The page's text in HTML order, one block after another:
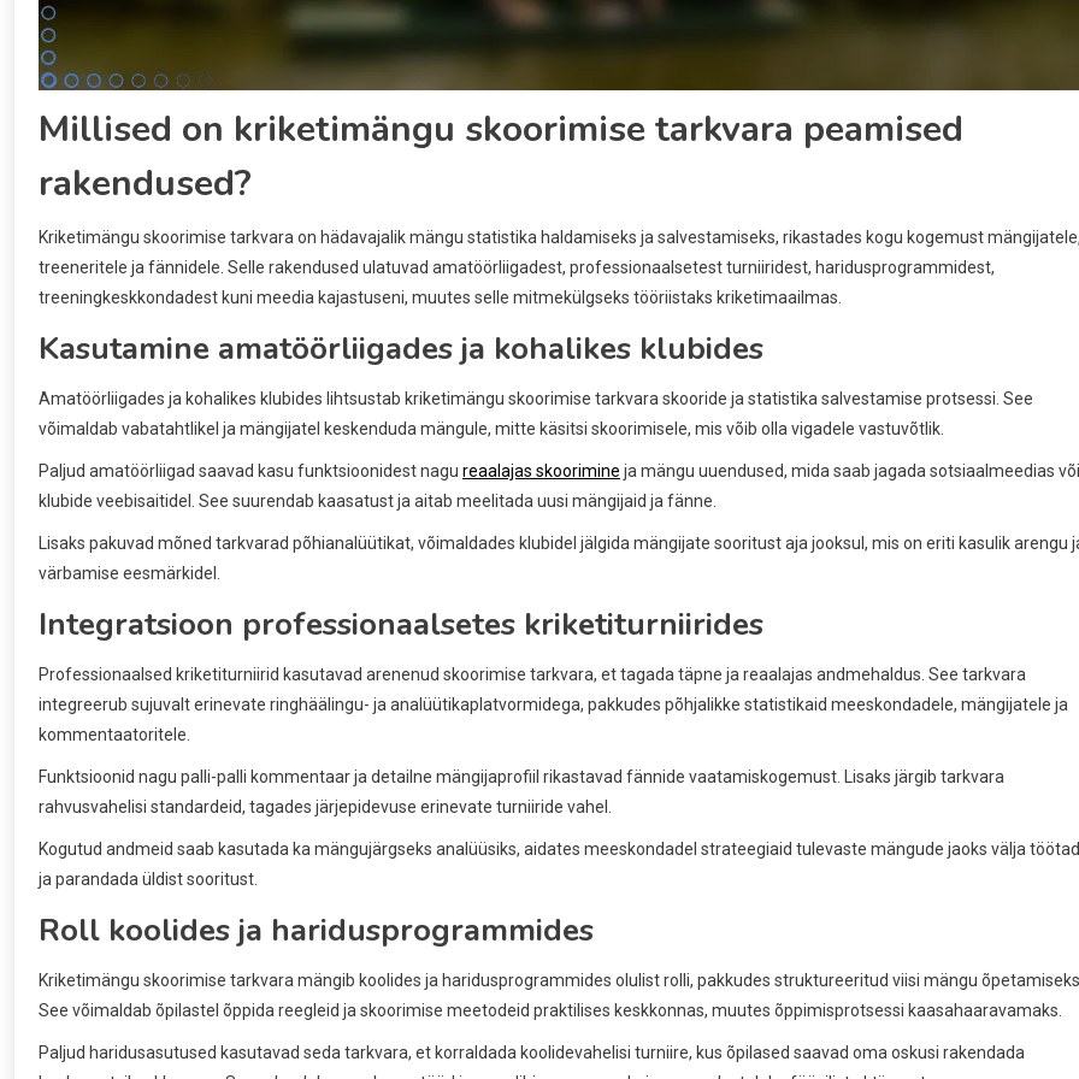
Millised on kriketimängu skoorimise tarkvara peamised
rakendused?
Kriketimängu skoorimise tarkvara on hädavajalik mängu statistika haldamiseks ja salvestamiseks, rikastades kogu kogemust
treeneritele ja fännidele. Selle rakendused ulatuvad amatöörliigadest, professionaalsetest turniiridest, haridusprogrammidest,
treeningkeskkondadest kuni meedia kajastuseni, muutes selle mitmekülgseks tööriistaks kriketimaailmas.
Kasutamine amatöörliigades ja kohalikes klubides
Amatöörliigades ja kohalikes klubides lihtsustab kriketimängu skoorimise tarkvara skooride ja statistika salvestamise protsessi. See
võimaldab vabatahtlikel ja mängijatel keskenduda mängule, mitte käsitsi skoorimisele, mis võib olla vigadele vastuvõtlik.
Paljud amatöörliigad saavad kasu funktsioonidest nagu reaalajas skoorimine ja mängu uuendused, mida saab jagada sotsiaalmeedias või
klubide veebisaitidel. See suurendab kaasatust ja aitab meelitada uusi mängijaid ja fänne.
Lisaks pakuvad mõned tarkvarad põhianalüütikat, võimaldades klubidel jälgida mängijate sooritust aja jooksul, mis on eriti kasulik arengu
värbamise eesmärkidel.
Integratsioon professionaalsetes kriketiturniirides
Professionaalsed kriketiturniirid kasutavad arenenud skoorimise tarkvara, et tagada täpne ja reaalajas andmehaldus. See tarkvara
integreerub sujuvalt erinevate ringhäälingu- ja analüütikaplatvormidega, pakkudes põhjalikke statistikaid meeskondadele, mängijatele ja
kommentaatoritele.
Funktsioonid nagu palli-palli kommentaar ja detailne mängijaprofiil rikastavad fännide vaatamiskogemust. Lisaks järgib tarkvara
rahvusvahelisi standardeid, tagades järjepidevuse erinevate turniiride vahel.
Kogutud andmeid saab kasutada ka mängujärgseks analüüsiks, aidates meeskondadel strateegiaid tulevaste mängude jaoks välja
ja parandada üldist sooritust.
Roll koolides ja haridusprogrammides
Kriketimängu skoorimise tarkvara mängib koolides ja haridusprogrammides olulist rolli, pakkudes struktureeritud viisi mängu
See võimaldab õpilastel õppida reegleid ja skoorimise meetodeid praktilises keskkonnas, muutes õppimisprotsessi kaasahaaravamaks.
Paljud haridusasutused kasutavad seda tarkvara, et korraldada koolidevahelisi turniire, kus õpilased saavad oma oskusi rakendada